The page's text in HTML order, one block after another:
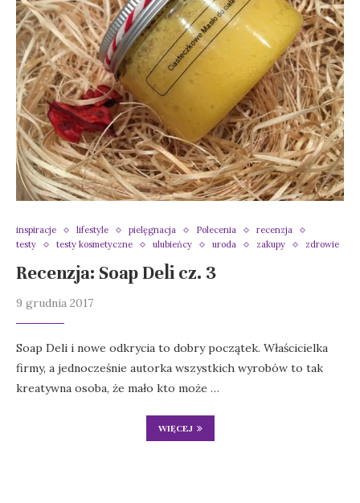
inspiracje lifestyle pielęgnacja Polecenia
recenzja
testy
testy kosmetyczne ulubieńcy uroda zakupy zdrowie
Recenzja: Soap Deli cz. 3
9 grudnia 2017
Soap Deli i nowe odkrycia to dobry początek. Właścicielka
firmy, a jednocześnie autorka wszystkich wyrobów to tak
kreatywna osoba, że mało kto może …
WIĘCEJ